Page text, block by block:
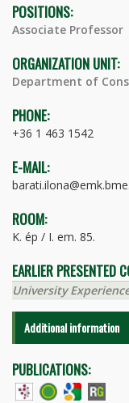
POSITIONS:
Associate Professor
ORGANIZATION UNIT:
Department of
PHONE:
+36 1 463 1542
E-MAIL:
ROOM:
K. ép / I. em. 85.
EARLIER PRESENTED
University
Additional information
PUBLICATIONS: